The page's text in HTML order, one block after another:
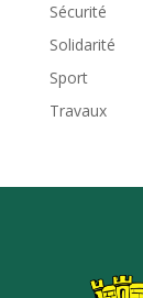
Sécurité
Solidarité
Sport
Travaux